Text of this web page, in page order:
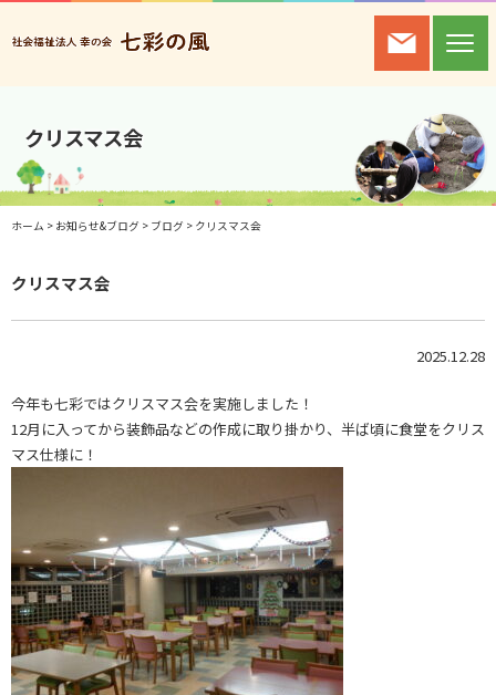
クリスマス会
ホーム > お知らせ&ブログ > ブログ > クリスマス会
クリスマス会
2025.12.28
今年も七彩ではクリスマス会を実施しました！
12月に入ってから装飾品などの作成に取り掛かり、半ば頃に食堂をクリス
マス仕様に！